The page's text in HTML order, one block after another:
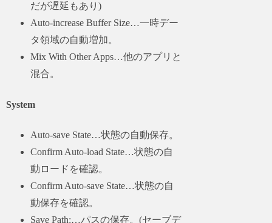
だが遅延もあり)
Auto-increase Buffer Size…一時デー
タ領域の自動増加。
Mix With Other Apps…他のアプリと
混合。
System
Auto-save State…状態の自動保存。
Confirm Auto-load State…状態の自
動ロードを確認。
Confirm Auto-save State…状態の自
動保存を確認。
Save Path:…パスの保存。(セーブデ